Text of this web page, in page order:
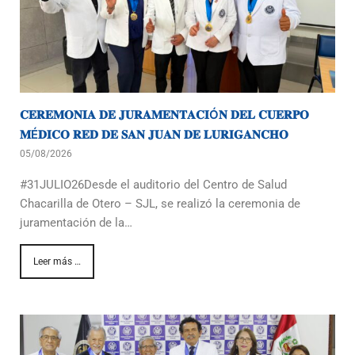
comprar
genérico
online
sin
Disponible
en
dosis
5,
10,
20
mg.
para
𝐂𝐄𝐑𝐄𝐌𝐎𝐍𝐈𝐀 𝐃𝐄 𝐉𝐔𝐑𝐀𝐌𝐄𝐍𝐓𝐀𝐂𝐈Ó𝐍 𝐃𝐄𝐋 𝐂𝐔𝐄𝐑𝐏𝐎
𝐌É𝐃𝐈𝐂𝐎 𝐑𝐄𝐃 𝐃𝐄 𝐒𝐀𝐍 𝐉𝐔𝐀𝐍 𝐃𝐄 𝐋𝐔𝐑𝐈𝐆𝐀𝐍𝐂𝐇𝐎
05/08/2026
#31JULIO26Desde el auditorio del Centro de Salud
Chacarilla de Otero – SJL, se realizó la ceremonia de
juramentación de la…
Leer más …